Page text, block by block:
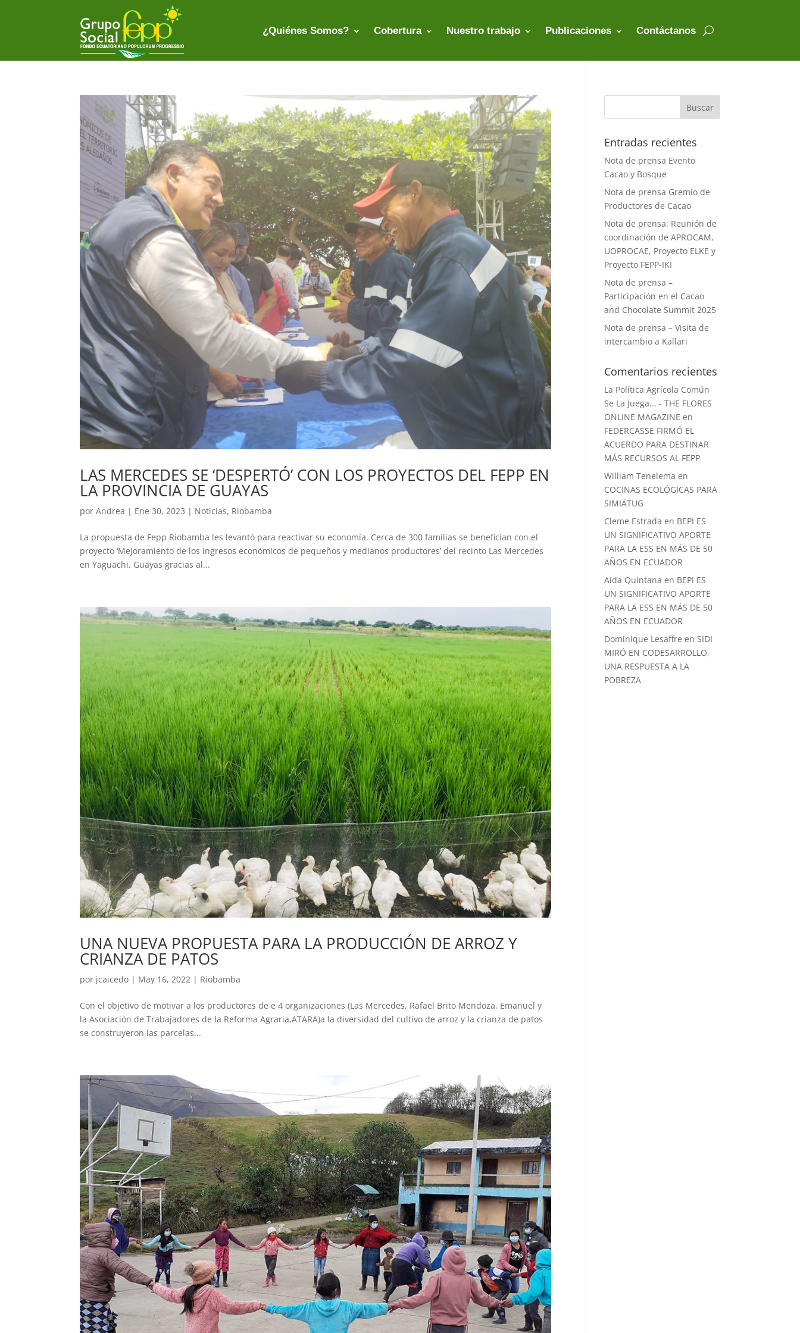
¿Quiénes Somos? Cobertura Nuestro trabajo Publicaciones Contáctanos
LAS MERCEDES SE ‘DESPERTÓ’ CON LOS PROYECTOS DEL FEPP EN
LA PROVINCIA DE GUAYAS
porAndrea | Ene 30, 2023 | Noticias, Riobamba
La propuesta de Fepp Riobamba les levantó para reactivar su economía. Cerca de 300 familias se benefician con el
proyecto ‘Mejoramiento de los ingresos económicos de pequeños y medianos productores’ del recinto Las Mercedes
en Yaguachi, Guayas gracias al...
UNA NUEVA PROPUESTA PARA LA PRODUCCIÓN DE ARROZ Y
CRIANZA DE PATOS
por jcaicedo | May 16, 2022 | Riobamba
Con el objetivo de motivar a los productores de e 4 organizaciones (Las Mercedes, Rafael Brito Mendoza, Emanuel y
la Asociación de Trabajadores de la Reforma Agraria,ATARA)a la diversidad del cultivo de arroz y la crianza de patos
se construyeron las parcelas...
Entradas recientes
Nota de prensa Evento
Cacao y Bosque
Nota de prensa Gremio de
Productores de Cacao
Nota de prensa: Reunión de
coordinación de APROCAM,
UOPROCAE, Proyecto ELKE y
Proyecto FEPP-IKI
Nota de prensa –
Participación en el Cacao
and Chocolate Summit 2025
Nota de prensa – Visita de
intercambio a Kallari
Comentarios recientes
La Política Agrícola Común
Se La Juega... - THE FLORES
ONLINE MAGAZINE en
FEDERCASSE FIRMÓ EL
ACUERDO PARA DESTINAR
MÁS RECURSOS AL FEPP
William Tenelema en
COCINAS ECOLÓGICAS PARA
SIMIÁTUG
Cleme Estrada en BEPI ES
UN SIGNIFICATIVO APORTE
PARA LA ESS EN MÁS DE 50
AÑOS EN ECUADOR
Aída Quintana en BEPI ES
UN SIGNIFICATIVO APORTE
PARA LA ESS EN MÁS DE 50
AÑOS EN ECUADOR
Dominique Lesaffre enSIDI
MIRÓ EN CODESARROLLO,
UNA RESPUESTA A LA
POBREZA